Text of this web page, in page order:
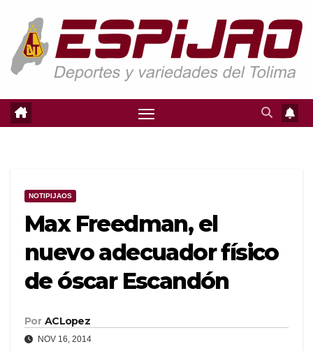
contenido
NOTIPIJAOS
Max Freedman, el
nuevo adecuador físico
de óscar Escandón
Por ACLopez
NOV 16, 2014